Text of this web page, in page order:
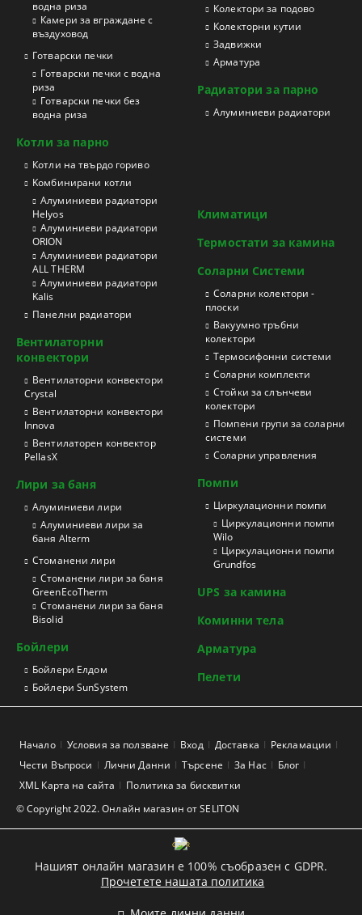
водна риза
Камери за вграждане с
въздуховод
Готварски печки
Готварски печки с водна
риза
Готварски печки без
водна риза
Котли за парно
Котли на твърдо гориво
Kомбинирани котли
Колектори за подово
Колекторни кутии
Задвижки
Арматура
Радиатори за парно
Aлуминиеви радиатори
Aлуминиеви радиатори
Helyos
Aлуминиеви радиатори
ORION
Aлуминиеви радиатори
ALL THERM
Aлуминиеви радиатори
Kalis
Панелни радиатори
Вентилаторни
конвектори
Вентилаторни конвектори
Crystal
Вентилаторни конвектори
Innova
Вентилаторен конвектор
PellasX
Лири за баня
Aлуминиеви лири
Алуминиеви лири за
баня Alterm
Стоманени лири
Стоманени лири за баня
GreenEcoTherm
Стоманени лири за баня
Bisolid
Бойлери
Бойлери Елдом
Бойлери SunSystem
Климатици
Термостати за камина
Соларни Системи
Соларни колектори -
плоски
Вакуумно тръбни
колектори
Термосифонни системи
Соларни комплекти
Стойки за слънчеви
колектори
Помпени групи за соларни
системи
Соларни управления
Помпи
Циркулационни помпи
Циркулационни помпи
Wilo
Циркулационни помпи
Grundfos
UPS за камина
Коминни тела
Арматура
Пелети
© Copyright 2022. Онлайн магазин от SELITON
Начало Условия за ползване Вход Доставка
Рекламации
Чести Въпроси
Лични Данни Търсене За Нас
Блог
XML Карта на сайта
Политика за бисквитки
GDPR
Нашият онлайн магазин е 100% съобразен с GDPR.
Прочетете нашата политика